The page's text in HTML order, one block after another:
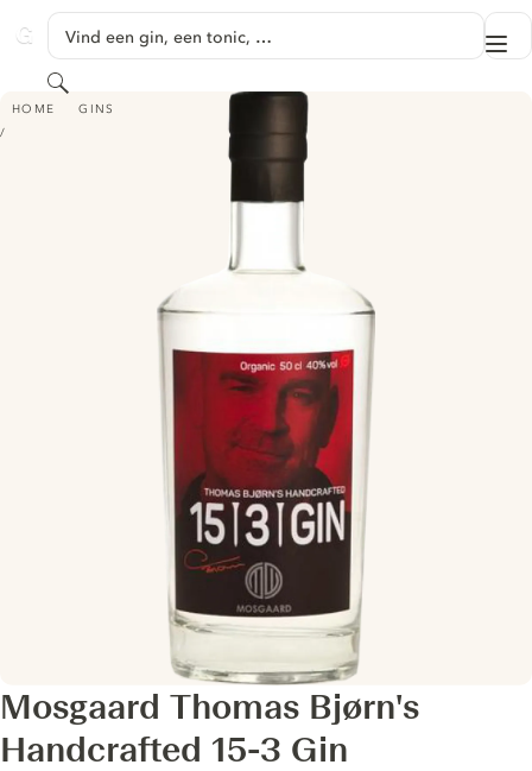
GINVENTORY
Vind een gin, een tonic, …
Zoeken
HOME GINS
MOSGAARD THOMAS BJØRN'S HANDCRAFTED 15-3 GIN
Mosgaard Thomas Bjørn's
Handcrafted 15-3 Gin